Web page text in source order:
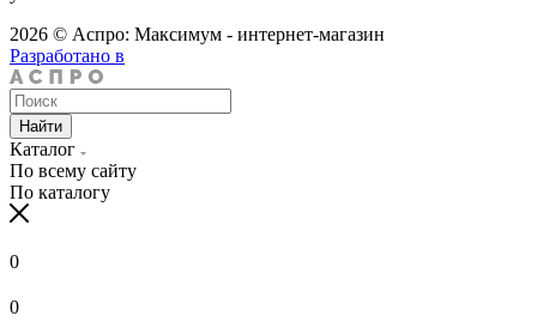
2026 © Аспро: Максимум - интернет-магазин
Разработано в
Найти
Каталог
По всему сайту
По каталогу
0
0